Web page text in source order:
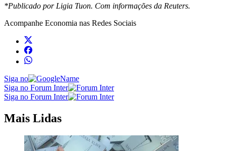
*Publicado por Ligia Tuon. Com informações da Reuters.
Acompanhe Economia nas Redes Sociais
Siga no
Siga no Forum Inter
Siga no Forum Inter
Mais Lidas